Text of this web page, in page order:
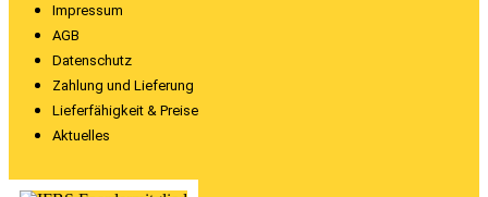
Impressum
AGB
Datenschutz
Zahlung und Lieferung
Lieferfähigkeit & Preise
Aktuelles